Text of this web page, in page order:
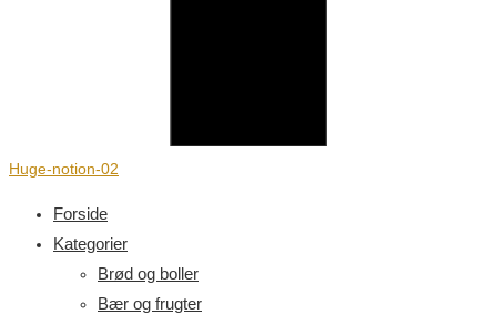
Huge-notion-02
Forside
Kategorier
Brød og boller
Bær og frugter